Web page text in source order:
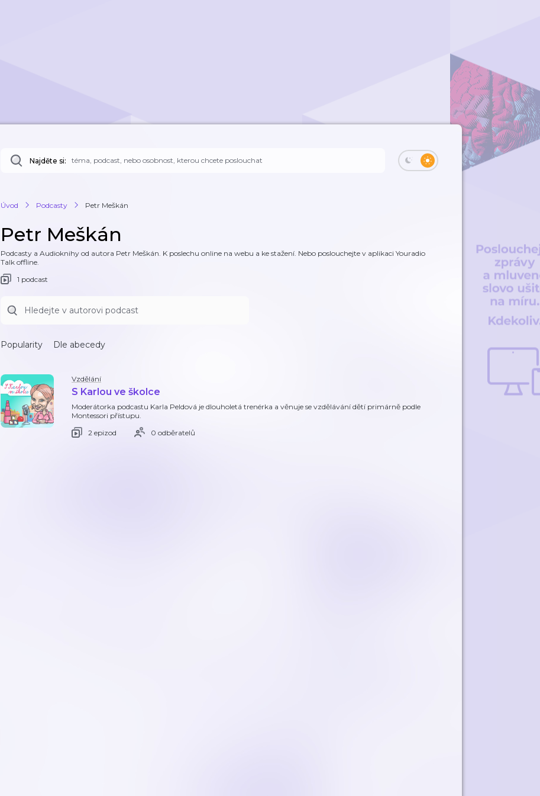
Najděte si:
Úvod Podcasty Petr Meškán
Petr Meškán
Podcasty a Audioknihy od autora Petr Meškán. K poslechu online na webu a ke stažení. Nebo poslouchejte v aplikaci Youradio
Talk offline.
1 podcast
Popularity Dle abecedy
Vzdělání
S Karlou ve školce
Moderátorka podcastu Karla Peldová je dlouholetá trenérka a věnuje se vzdělávání dětí primárně podle
Montessori přístupu.
2 epizod
0 odběratelů